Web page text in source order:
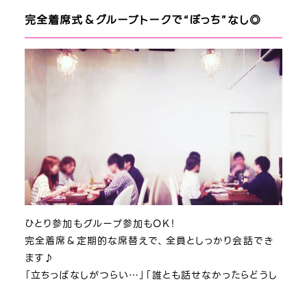
完全着席式＆グループトークで“ぼっち”なし◎
ひとり参加もグループ参加もOK！
完全着席＆定期的な席替えで、全員としっかり会話でき
ます♪
「立ちっぱなしがつらい…」「誰とも話せなかったらどうし